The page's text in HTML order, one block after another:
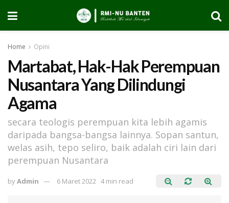
Home Opini
Martabat, Hak-Hak Perempuan
Nusantara Yang Dilindungi
Agama
secara teologis perempuan kita lebih agamis
daripada bangsa-bangsa lainnya. Sopan santun,
welas asih, tepo seliro, baik adalah ciri lain dari
perempuan Nusantara
byAdmin 6 Maret 2022 4 min read